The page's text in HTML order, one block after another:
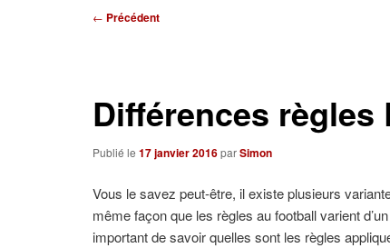
Navigation
← Précédent
Différences règles
Publié le17 janvier 2016parSimon
Vous le savez peut-être, il existe plusieurs
même façon que les règles au football varient
important de savoir quelles sont les règles